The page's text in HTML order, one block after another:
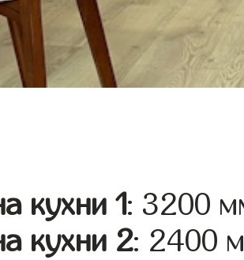
кухни 1: 3200
кухни 2: 2400